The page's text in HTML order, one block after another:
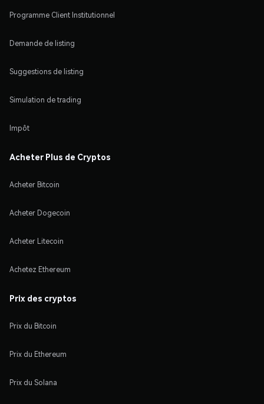
Programme Client Institutionnel
Demande de listing
Suggestions de listing
Simulation de trading
Impôt
Acheter Plus de Cryptos
Acheter Bitcoin
Acheter Dogecoin
Acheter Litecoin
Achetez Ethereum
Prix des cryptos
Prix du Bitcoin
Prix du Ethereum
Prix du Solana